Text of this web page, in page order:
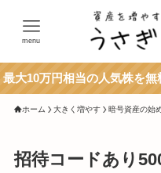
menu
最大10万円相当の人気株を
ホーム 大きく増やす 暗号資産の始
招待コードあり